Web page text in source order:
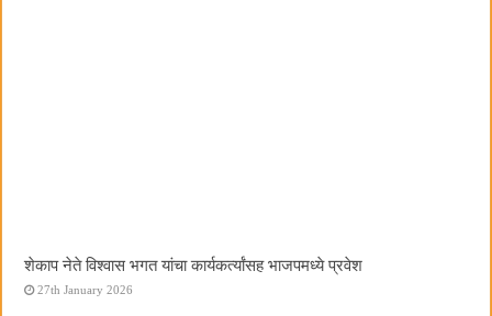
शेकाप नेते विश्वास भगत यांचा कार्यकर्त्यांसह भाजपमध्ये प्रवेश
27th January 2026